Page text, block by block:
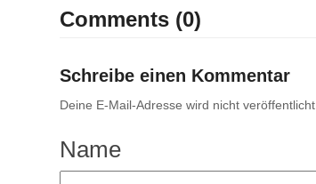
Comments (0)
Schreibe einen Kommentar
Deine E-Mail-Adresse wird nicht veröffentlicht.
Name